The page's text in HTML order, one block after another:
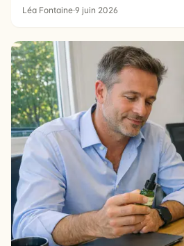
Léa Fontaine·9 juin 2026